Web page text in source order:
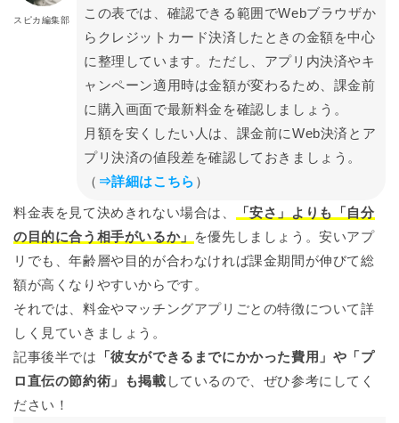
スピカ編集部
この表では、確認できる範囲でWebブラウザか
らクレジットカード決済したときの金額を中心
に整理しています。ただし、アプリ内決済やキ
ャンペーン適用時は金額が変わるため、課金前
に購入画面で最新料金を確認しましょう。
月額を安くしたい人は、課金前にWeb決済とア
プリ決済の値段差を確認しておきましょう。
（ ⇒詳細はこちら ）
料金表を見て決めきれない場合は、
「安さ」よりも「自分
の目的に合う相手がいるか」
を優先しましょう。安いアプ
リでも、年齢層や目的が合わなければ課金期間が伸びて総
額が高くなりやすいからです。
それでは、料金やマッチングアプリごとの特徴について詳
しく見ていきましょう。
記事後半では 「彼女ができるまでにかかった費用」や「プ
ロ直伝の節約術」も掲載 しているので、ぜひ参考にしてく
ださい！